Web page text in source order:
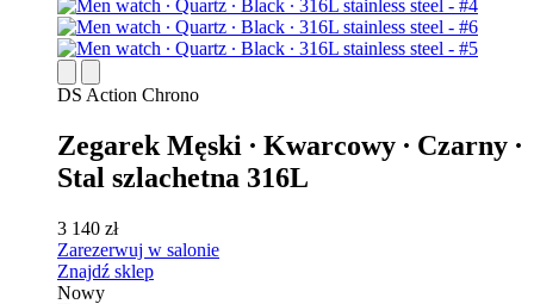
DS Action Chrono
Zegarek Męski ∙ Kwarcowy ∙ Czarny ∙
Stal szlachetna 316L
3 140 zł
Zarezerwuj w salonie
Znajdź sklep
Nowy